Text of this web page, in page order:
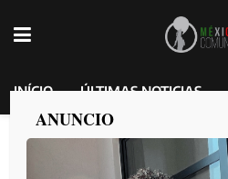
INÍCIO ÚLTIMAS NOTICIAS
Etiqueta:neblina
ANUNCIO